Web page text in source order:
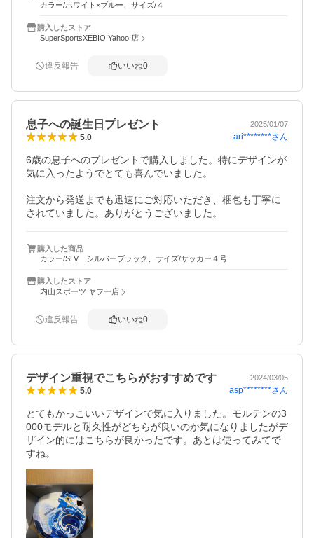
カラー/ホワイト×ブルー、サイズ/４
購入したストア
SuperSportsXEBIO Yahoo!店
違反報告 いいね0
息子への誕生日プレゼント 2025/01/07
5.0 ari********さん
6歳の息子へのプレゼントで購入しました。特にデザインが
気に入ったようでとても喜んでいました。
注文から発送までも迅速にご対応いただき、梱包も丁寧に
されていました。ありがとうございました。
購入した商品
カラー/SLV シルバーブラック、サイズ/サッカー４号
購入したストア
内山スポーツ ヤフー店
違反報告 いいね0
デザイン重視でこちらがおすすめです 2024/03/05
5.0 asp********さん
とてもかっこいいデザインで気に入りました。モルテンの3
000モデルと耐久性がどちらが良いのか気になりましたがデ
ザイン的にはこちらが良かったです。あとは使ってみてで
すね。